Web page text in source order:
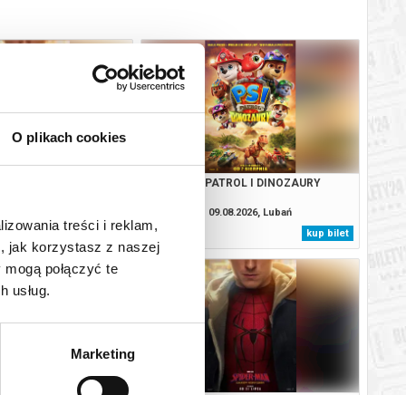
O plikach cookies
treści i reklam,
jak korzystasz z naszej
połączyć te
usług.
Marketing
kup bilet
PSI PATROL I DINOZAURY
09.08.2026, Lubań
kup bilet